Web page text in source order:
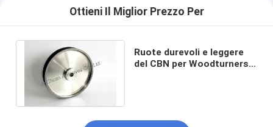
Ottieni Il Miglior Prezzo Per
Ruote durevoli e leggere
del CBN per Woodturners